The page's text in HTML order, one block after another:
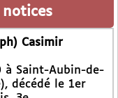
notices
Casimir
à Saint-Aubin-de-
décédé le 1er